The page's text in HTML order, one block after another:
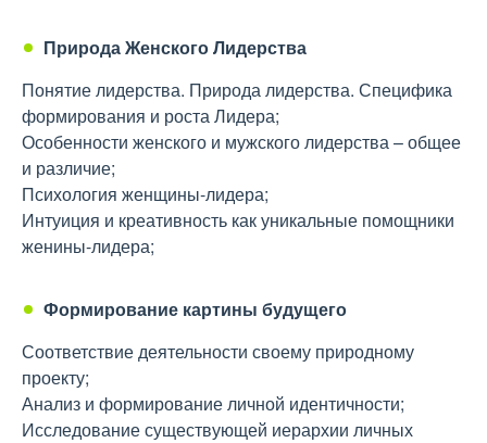
Природа Женского Лидерства
Понятие лидерства. Природа лидерства. Специфика
формирования и роста Лидера;
Особенности женского и мужского лидерства – общее
и различие;
Психология женщины-лидера;
Интуиция и креативность как уникальные помощники
женины-лидера;
Формирование картины будущего
Соответствие деятельности своему природному
проекту;
Анализ и формирование личной идентичности;
Исследование существующей иерархии личных